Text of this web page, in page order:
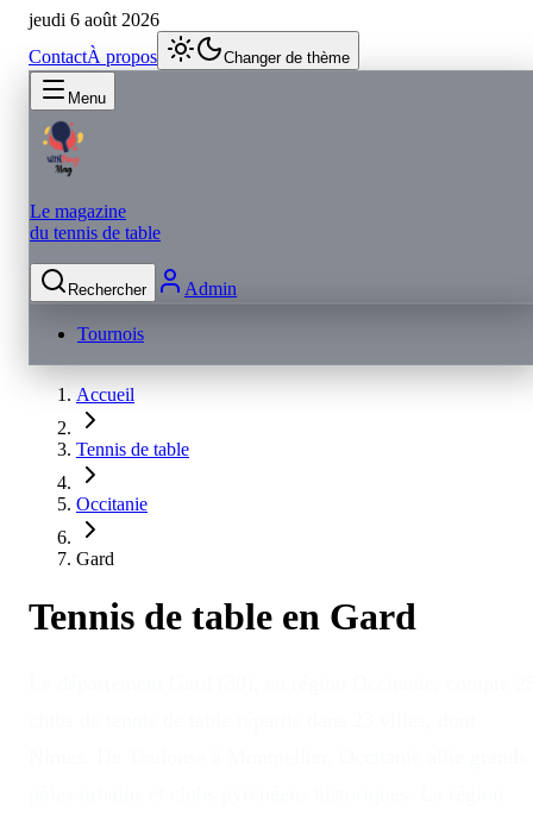
jeudi 6 août 2026
ContactÀ propos Changer de thème
Menu
Le magazine
du tennis de table
Rechercher Admin
Tournois
Accueil
Tennis de table
Occitanie
Gard
Tennis de table en Gard